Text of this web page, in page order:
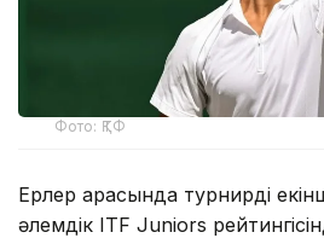
Фото: ҚТФ
Ерлер арасында турнирдің
әлемдік ITF Juniors